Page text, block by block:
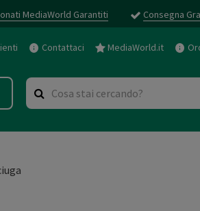
MediaWorld Garantiti Consegna
Contattaci MediaWorld.it